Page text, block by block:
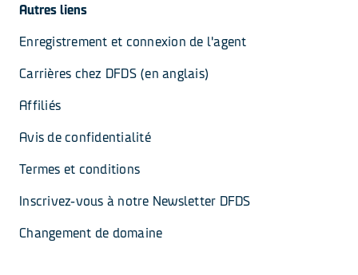
Autres liens
Enregistrement et connexion de l'agent
Carrières chez DFDS (en anglais)
Affiliés
Avis de confidentialité
Termes et conditions
Inscrivez-vous à notre Newsletter DFDS
Changement de domaine